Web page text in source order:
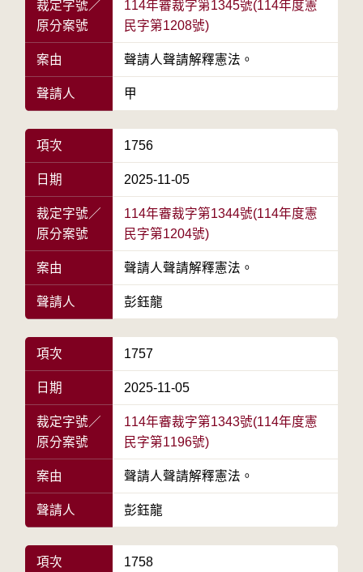
裁定字號／
原分案號
114年審裁字第1345號(114年度憲
民字第1208號)
案由 聲請人聲請解釋憲法。
聲請人 甲
項次 1756
日期 2025-11-05
裁定字號／
原分案號
114年審裁字第1344號(114年度憲
民字第1204號)
案由 聲請人聲請解釋憲法。
聲請人 彭鈺龍
項次 1757
日期 2025-11-05
裁定字號／
原分案號
114年審裁字第1343號(114年度憲
民字第1196號)
案由 聲請人聲請解釋憲法。
聲請人 彭鈺龍
項次 1758